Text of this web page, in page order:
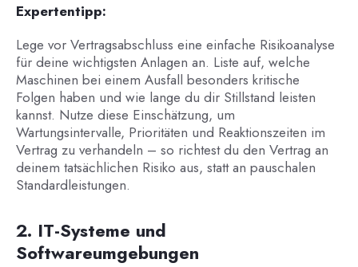
Expertentipp:
Lege vor Vertragsabschluss eine einfache Risikoanalyse
für deine wichtigsten Anlagen an. Liste auf, welche
Maschinen bei einem Ausfall besonders kritische
Folgen haben und wie lange du dir Stillstand leisten
kannst. Nutze diese Einschätzung, um
Wartungsintervalle, Prioritäten und Reaktionszeiten im
Vertrag zu verhandeln – so richtest du den Vertrag an
deinem tatsächlichen Risiko aus, statt an pauschalen
Standardleistungen.
2. IT-Systeme und
Softwareumgebungen